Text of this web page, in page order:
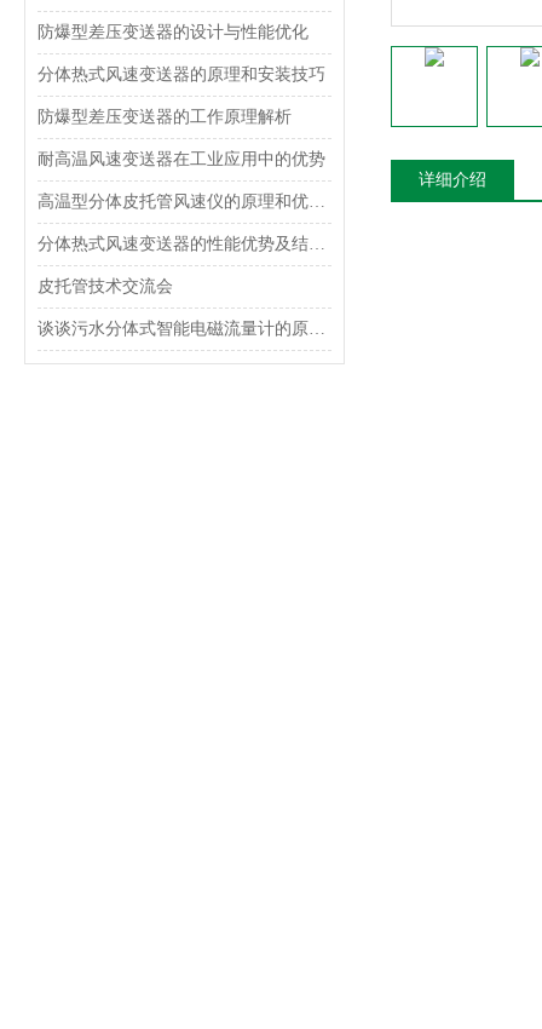
防爆型差压变送器的设计与性能优化
分体热式风速变送器的原理和安装技巧
防爆型差压变送器的工作原理解析
耐高温风速变送器在工业应用中的优势
高温型分体皮托管风速仪的原理和优势介绍
分体热式风速变送器的性能优势及结构设计
皮托管技术交流会
谈谈污水分体式智能电磁流量计的原理和特点
详细介绍